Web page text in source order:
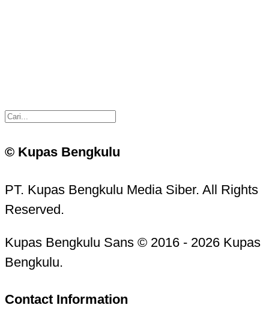
© Kupas Bengkulu
PT. Kupas Bengkulu Media Siber. All Rights
Reserved.
Kupas Bengkulu Sans © 2016 - 2026 Kupas
Bengkulu.
Contact Information